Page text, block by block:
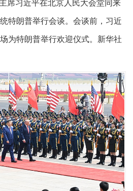
席习近平在北京人民大会堂同来
特朗普举行会谈。会谈前，习近
为特朗普举行欢迎仪式。新华社